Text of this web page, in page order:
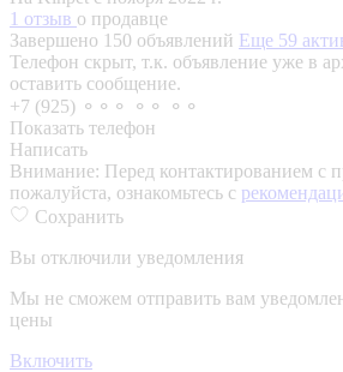
1 отзыв о продавце
Завершено 150 объявлений Еще 59
Телефон скрыт, т.к. объявление уже в
оставить сообщение.
+7 (925) ⚬⚬⚬ ⚬⚬ ⚬⚬
Показать телефон
Написать
Внимание: Перед контактированием с
пожалуйста, ознакомьтесь с
Сохранить
Вы отключили уведомления
Мы не сможем отправить вам
цены
Включить